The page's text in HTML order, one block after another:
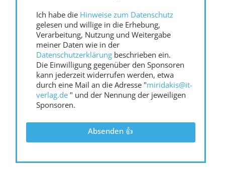
Ich habe die Hinweise zum Datenschutz
gelesen und willige in die Erhebung,
Verarbeitung, Nutzung und Weitergabe
meiner Daten wie in der
Datenschutzerklärungbeschrieben ein.
Die Einwilligung gegenüber den Sponsoren
kann jederzeit widerrufen werden, etwa
durch eine Mail an die Adresse "miridakis@it-
verlag.de " und der Nennung der jeweiligen
Sponsoren.
Absenden 👍